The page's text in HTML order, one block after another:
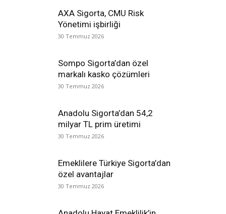
AXA Sigorta, CMU Risk
Yönetimi işbirliği
30 Temmuz 2026
Sompo Sigorta’dan özel
markalı kasko çözümleri
30 Temmuz 2026
Anadolu Sigorta’dan 54,2
milyar TL prim üretimi
30 Temmuz 2026
Emeklilere Türkiye Sigorta’dan
özel avantajlar
30 Temmuz 2026